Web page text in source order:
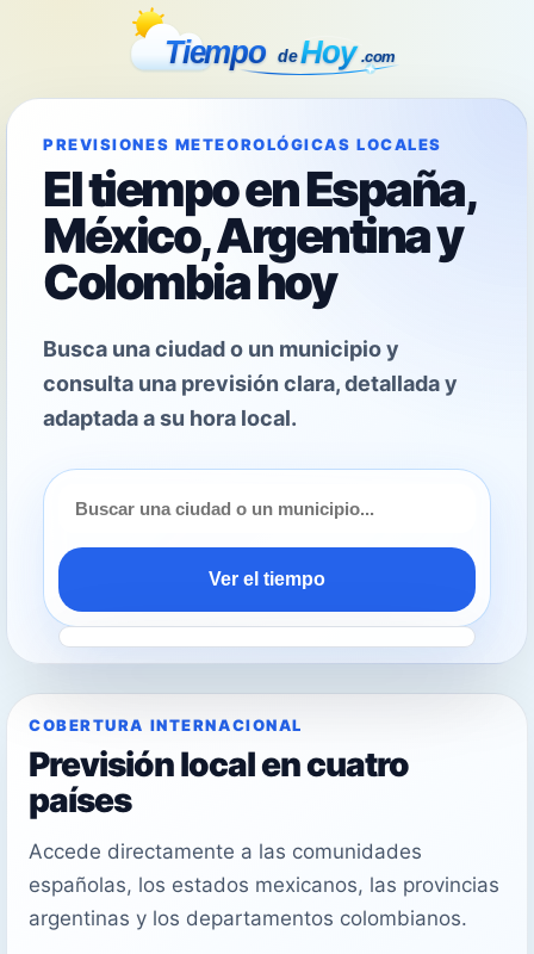
PREVISIONES METEOROLÓGICAS LOCALES
El tiempo en España,
México, Argentina y
Colombia hoy
Busca una ciudad o un municipio y
consulta una previsión clara, detallada y
adaptada a su hora local.
Ver el tiempo
COBERTURA INTERNACIONAL
Previsión local en cuatro
países
Accede directamente a las comunidades
españolas, los estados mexicanos, las provincias
argentinas y los departamentos colombianos.